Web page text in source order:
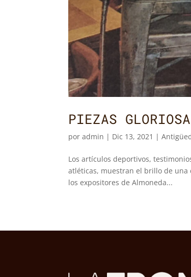
PIEZAS
poradmin | Dic 13, 2021 |
Los artículos deportivos,
atléticas, muestran el brillo de
los expositores de Almoneda...